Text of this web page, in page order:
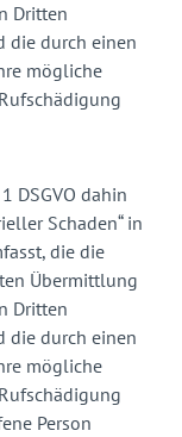
Dritten
die durch einen
mögliche
DSGVO dahin
Schaden“ in
die die
Übermittlung
Dritten
die durch einen
mögliche
Person